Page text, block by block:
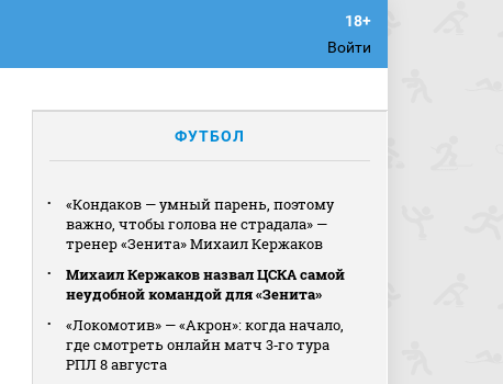
Войти
ФУТБОЛ
«Кондаков — умный парень, поэтому
важно, чтобы голова не страдала» —
тренер «Зенита» Михаил Кержаков
Михаил Кержаков назвал ЦСКА самой
неудобной командой для «Зенита»
«Локомотив» — «Акрон»: когда начало,
где смотреть онлайн матч 3‑го тура
РПЛ 8 августа